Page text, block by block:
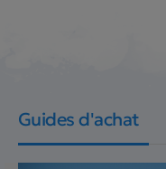
Guides d'achat